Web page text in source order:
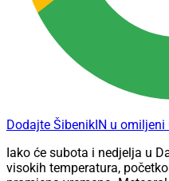
Dodajte ŠibenikIN u omiljeni
Iako će subota i nedjelja u
visokih temperatura,